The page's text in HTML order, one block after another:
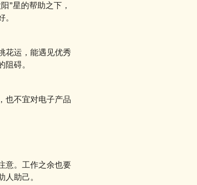
”星的帮助之下，
花运，能遇见优秀
碍。
也不宜对电子产品
意。工作之余也要
助己。